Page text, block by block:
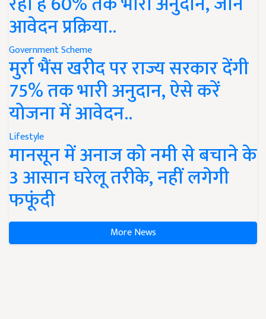
आवेदन प्रक्रिया..
Government Scheme
मुर्रा भैंस खरीद पर राज्य सरकार देंगी
75% तक भारी अनुदान, ऐसे करें
योजना में आवेदन..
Lifestyle
मानसून में अनाज को नमी से बचाने के
3 आसान घरेलू तरीके, नहीं लगेगी
फफूंदी
More News